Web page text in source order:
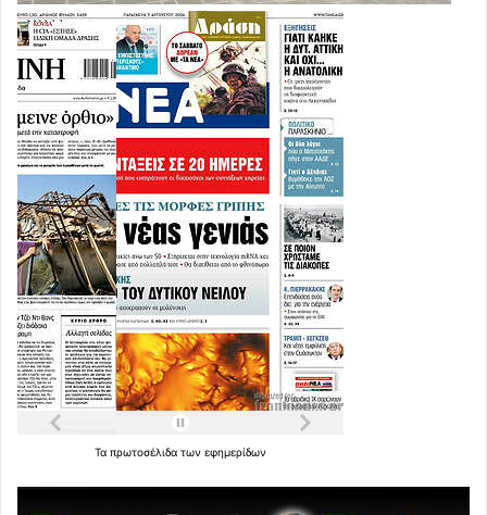
Τα πρωτοσέλιδα των εφημερίδων